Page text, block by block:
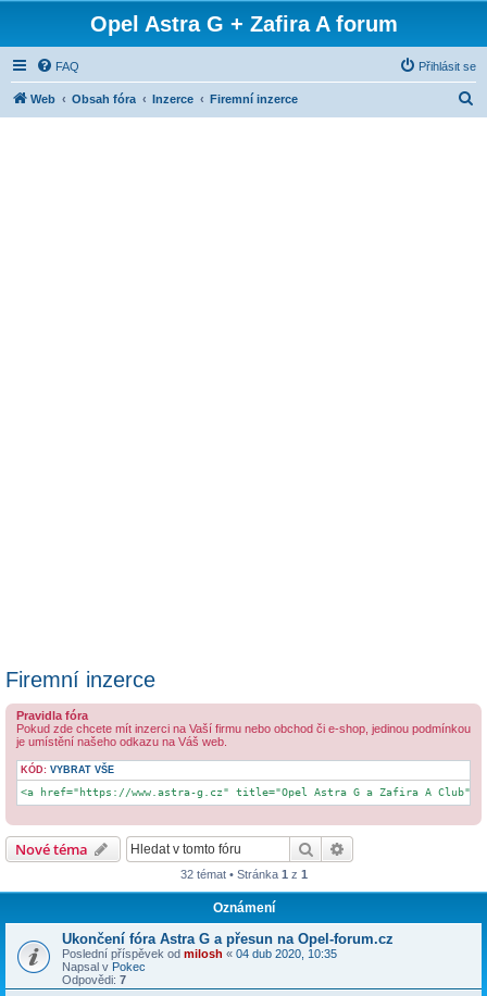
Opel Astra G + Zafira A forum
FAQ Přihlásit se
Web Obsah fóra Inzerce Firemní inzerce
Firemní inzerce
Pravidla fóra
Pokud zde chcete mít inzerci na Vaší firmu nebo obchod či e-shop, jedinou podmínkou
je umístění našeho odkazu na Váš web.
KÓD: VYBRAT VŠE
<a href="https://www.astra-g.cz" title="Opel Astra G a Zafira A
Nové téma Hledat
32 témat • Stránka 1 z 1
Oznámení
Ukončení fóra Astra G a přesun na Opel-forum.cz
Poslední příspěvek od milosh « 04 dub 2020, 10:35
Napsal v Pokec
Odpovědi: 7